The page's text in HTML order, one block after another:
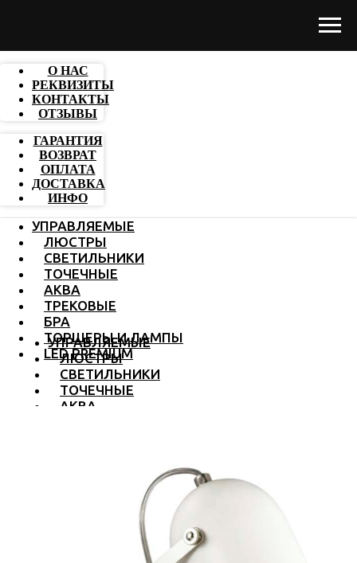
О НАС
РЕКВИЗИТЫ
КОНТАКТЫ
ОТЗЫВЫ
ГАРАНТИЯ
ВОЗВРАТ
ОПЛАТА
ДОСТАВКА
ИНФО
УПРАВЛЯЕМЫЕ
ЛЮСТРЫ
СВЕТИЛЬНИКИ
ТОЧЕЧНЫЕ
АКВА
ТРЕКОВЫЕ
БРА
ТОРШЕРЫ И ЛАМПЫ
LED PREMIUM
УПРАВЛЯЕМЫЕ
ЛЮСТРЫ
СВЕТИЛЬНИКИ
ТОЧЕЧНЫЕ
АКВА